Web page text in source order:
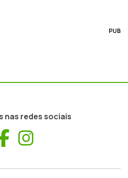
PUB
nas redes sociais
Facebook